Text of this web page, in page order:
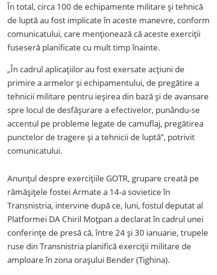
În total, circa 100 de echipamente militare şi tehnică
de luptă au fost implicate în aceste manevre, conform
comunicatului, care menţionează că aceste exerciţii
fuseseră planificate cu mult timp înainte.
„În cadrul aplicaţiilor au fost exersate acţiuni de
primire a armelor şi echipamentului, de pregătire a
tehnicii militare pentru ieşirea din bază şi de avansare
spre locul de desfăşurare a efectivelor, punându-se
accentul pe probleme legate de camuflaj, pregătirea
punctelor de tragere şi a tehnicii de luptă”, potrivit
comunicatului.
Anunţul despre exerciţiile GOTR, grupare creată pe
rămăşiţele fostei Armate a 14-a sovietice în
Transnistria, intervine după ce, luni, fostul deputat al
Platformei DA Chiril Moţpan a declarat în cadrul unei
conferinţe de presă că, între 24 şi 30 ianuarie, trupele
ruse din Transnistria planifică exerciţii militare de
amploare în zona oraşului Bender (Tighina).